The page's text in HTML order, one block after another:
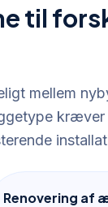
til
mellem
Renovering af